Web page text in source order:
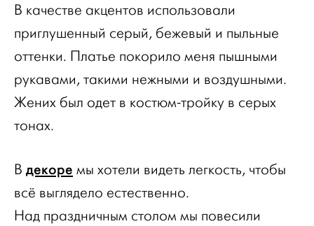
В качестве акцентов использовали
приглушенный серый, бежевый и пыльные
оттенки. Платье покорило меня пышными
рукавами, такими нежными и воздушными.
Жених был одет в костюм-тройку в серых
тонах.
В декоре мы хотели видеть легкость, чтобы
всё выглядело естественно.
Над праздничным столом мы повесили